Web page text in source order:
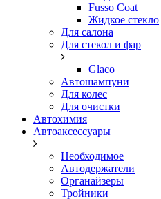
Fusso Coat
Жидкое стекло
Для салона
Для стекол и фар
Glaco
Автошампуни
Для колес
Для очистки
Автохимия
Автоаксессуары
Необходимое
Автодержатели
Органайзеры
Тройники